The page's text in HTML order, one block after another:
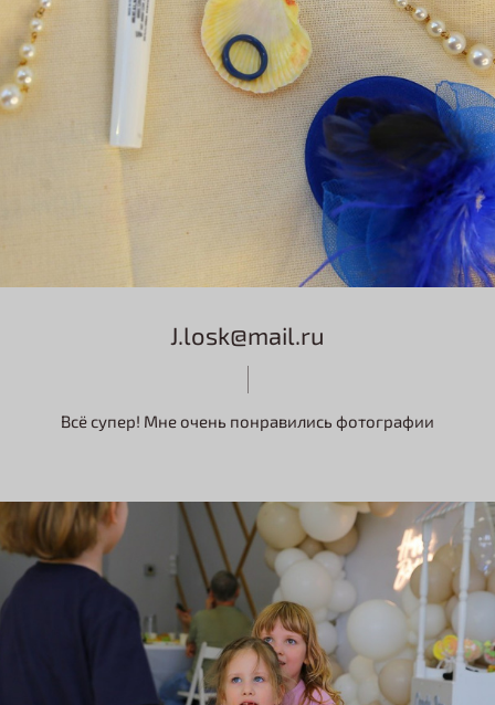
J.losk@mail.ru
Всё супер! Мне очень понравились фотографии